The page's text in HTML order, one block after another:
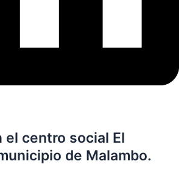
el centro social El
de Malambo.